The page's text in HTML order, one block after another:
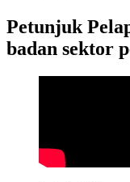
Petunjuk
badan sektor